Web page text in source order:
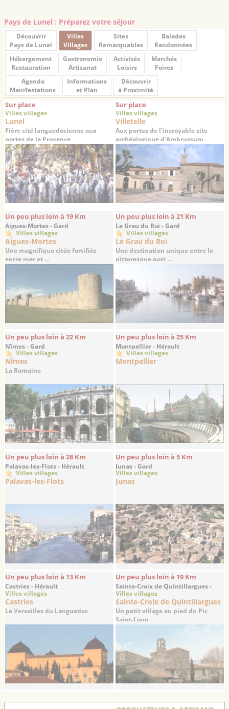
Pays de Lunel : Préparez votre séjour
Découvrir
Pays de Lunel
Villes
Villages
Sites
Remarquables
Balades
Randonnées
Hébergement
Restauration
Gastronomie
Artisanat
Activités
Loisirs
Marchés
Foires
Agenda
Manifestations
Informations
et Plan
Découvrir
à Proximité
Sur place
Villes villages
Lunel
Fière cité languedocienne aux
portes de la Provence
Sur place
Villes villages
Villetelle
Aux portes de l'incroyable site
archéologique d'Ambrussum
Un peu plus loin à 19 Km
Aigues-Mortes - Gard
Villes villages
Aigues-Mortes
Une magnifique citée fortifiée
entre mer et ...
Un peu plus loin à 21 Km
Le Grau du Roi - Gard
Villes villages
Le Grau du Roi
Une destination unique entre le
pittoresque port ...
Un peu plus loin à 22 Km
Nîmes - Gard
Villes villages
Nîmes
La Romaine
Un peu plus loin à 25 Km
Montpellier - Hérault
Villes villages
Montpellier
Un peu plus loin à 28 Km
Palavas-les-Flots - Hérault
Villes villages
Palavas-les-Flots
Un peu plus loin à 5 Km
Junas - Gard
Villes villages
Junas
Un peu plus loin à 13 Km
Castries - Hérault
Villes villages
Castries
Le Versailles du Languedoc
Un peu plus loin à 19 Km
Sainte-Croix de Quintillargues -
Hérault
Villes villages
Sainte-Croix de Quintillargues
Un petit village au pied du Pic
Saint-Loup ...